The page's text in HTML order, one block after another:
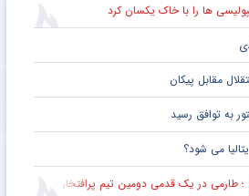
ها را با خاک یکسان کرد
مقابل پیکان
به توافق رسید
می شود؟
طارمی در یک قدمی دومین تیم پرافتخار اروپا